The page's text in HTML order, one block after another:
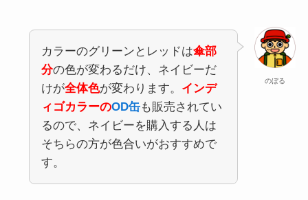
のぼる
カラーのグリーンとレッドは傘部
分の色が変わるだけ、ネイビーだ
けが全体色が変わります。 インデ
ィゴカラーのOD缶も販売されてい
るので、ネイビーを購入する人は
そちらの方が色合いがおすすめで
す。